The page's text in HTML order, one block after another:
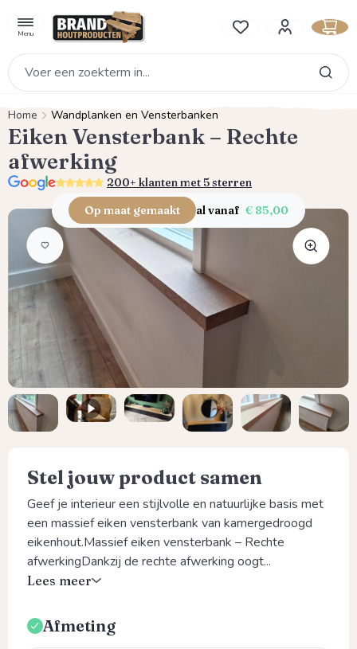
Menu Je hebt 0 items op je
Home Wandplanken en Vensterbanken
Eiken Vensterbank – Rechte
afwerking
5.0 200+ klanten met 5 sterren
Afbeeldingengalerij overslaan
Op maat gemaakt al vanaf € 85,00
Stel jouw product samen
Geef je interieur een stijlvolle en natuurlijke basis met
een massief eiken vensterbank van kamergedroogd
eikenhout.Massief eiken vensterbank – Rechte
afwerkingDankzij de rechte afwerking oogt...
Lees meer
Selecteer
Afmeting